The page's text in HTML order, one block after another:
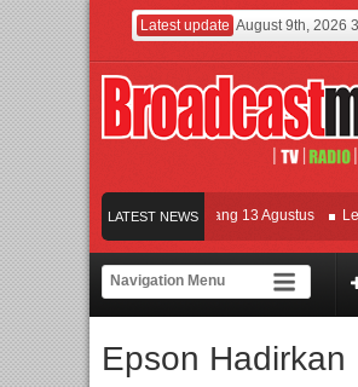
Latest update August 9th, 2026
LATEST NEWS
KETOK MEJIK Siap Tayang 13 Agustus Lenny
dan Universitas Agung Podomoro Jalin Kerja Sama
Epson Hadirkan